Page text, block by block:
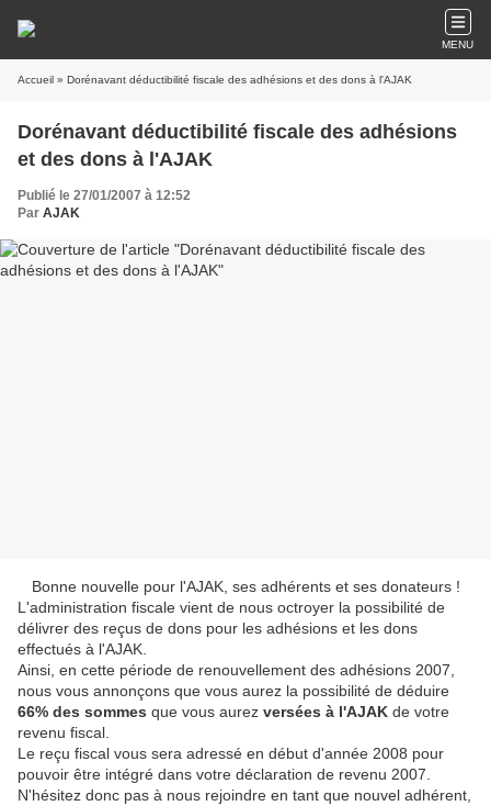
MENU
Accueil » Dorénavant déductibilité fiscale des adhésions et des dons à l'AJAK
Dorénavant déductibilité fiscale des adhésions
et des dons à l'AJAK
Publié le 27/01/2007 à 12:52
Par AJAK
Bonne nouvelle pour l'AJAK, ses adhérents et ses donateurs !
L'administration fiscale vient de nous octroyer la possibilité de
délivrer des reçus de dons pour les adhésions et les dons
effectués à l'AJAK.
Ainsi, en cette période de renouvellement des adhésions 2007,
nous vous annonçons que vous aurez la possibilité de déduire
66% des sommes que vous aurez versées à l'AJAK de votre
revenu fiscal.
Le reçu fiscal vous sera adressé en début d'année 2008 pour
pouvoir être intégré dans votre déclaration de revenu 2007.
N'hésitez donc pas à nous rejoindre en tant que nouvel adhérent,